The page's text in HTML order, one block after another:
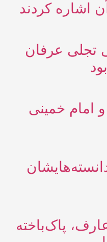
اشاره کردند
تجلی عرفان
امام خمینی
پاک‌باخته